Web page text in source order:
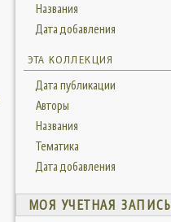
Названия
Дата добавления
ЭТА КОЛЛЕКЦИЯ
Дата публикации
Авторы
Названия
Тематика
Дата добавления
МОЯ УЧЕТНАЯ ЗАПИСЬ